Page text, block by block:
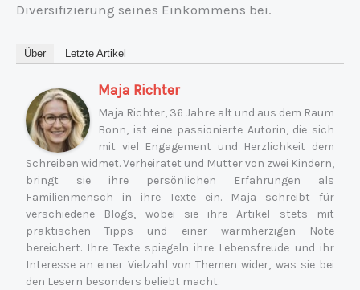
Diversifizierung seines Einkommens bei.
Über Letzte Artikel
Maja Richter
Maja Richter, 36 Jahre alt und aus dem Raum
Bonn, ist eine passionierte Autorin, die sich
mit viel Engagement und Herzlichkeit dem
Schreiben widmet. Verheiratet und Mutter von zwei Kindern,
bringt sie ihre persönlichen Erfahrungen als
Familienmensch in ihre Texte ein. Maja schreibt für
verschiedene Blogs, wobei sie ihre Artikel stets mit
praktischen Tipps und einer warmherzigen Note
bereichert. Ihre Texte spiegeln ihre Lebensfreude und ihr
Interesse an einer Vielzahl von Themen wider, was sie bei
den Lesern besonders beliebt macht.